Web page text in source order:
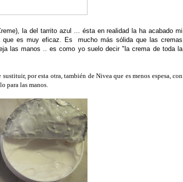
la del tarrito azul ... ésta en realidad la ha acabado mi
es muy eficaz. Es mucho más sólida que las cremas
las manos .. es como yo suelo decir "la crema de toda la
sustituir, por esta otra, también de Nivea que es menos espesa, con
para las manos.